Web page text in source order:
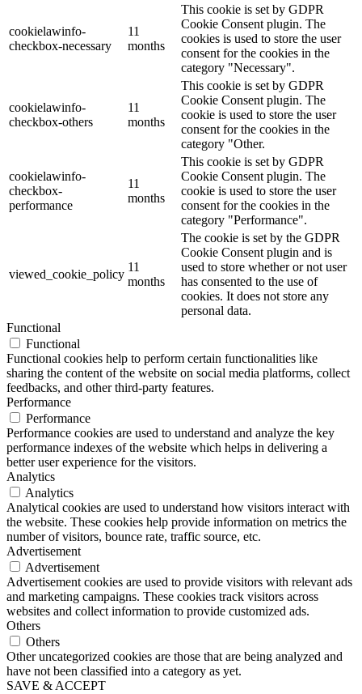
cookielawinfo-
checkbox-necessary
11
months
This cookie is set by GDPR
Cookie Consent plugin. The
cookies is used to store the user
consent for the cookies in the
category "Necessary".
cookielawinfo-
checkbox-others
11
months
This cookie is set by GDPR
Cookie Consent plugin. The
cookie is used to store the user
consent for the cookies in the
category "Other.
cookielawinfo-
checkbox-
performance
11
months
This cookie is set by GDPR
Cookie Consent plugin. The
cookie is used to store the user
consent for the cookies in the
category "Performance".
viewed_cookie_policy
11
months
The cookie is set by the GDPR
Cookie Consent plugin and is
used to store whether or not user
has consented to the use of
cookies. It does not store any
personal data.
Functional
Functional
Functional cookies help to perform certain functionalities like
sharing the content of the website on social media platforms, collect
feedbacks, and other third-party features.
Performance
Performance
Performance cookies are used to understand and analyze the key
performance indexes of the website which helps in delivering a
better user experience for the visitors.
Analytics
Analytics
Analytical cookies are used to understand how visitors interact with
the website. These cookies help provide information on metrics the
number of visitors, bounce rate, traffic source, etc.
Advertisement
Advertisement
Advertisement cookies are used to provide visitors with relevant ads
and marketing campaigns. These cookies track visitors across
websites and collect information to provide customized ads.
Others
Others
Other uncategorized cookies are those that are being analyzed and
have not been classified into a category as yet.
SAVE & ACCEPT